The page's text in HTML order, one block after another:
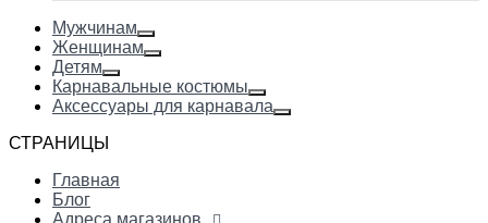
Мужчинам
Женщинам
Детям
Карнавальные костюмы
Аксессуары для карнавала
СТРАНИЦЫ
Главная
Блог
Адреса магазинов